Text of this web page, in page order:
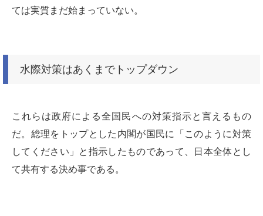
ては実質まだ始まっていない。
水際対策はあくまでトップダウン
これらは政府による全国民への対策指示と言えるもの
だ。総理をトップとした内閣が国民に「このように対策
してください」と指示したものであって、日本全体とし
て共有する決め事である。